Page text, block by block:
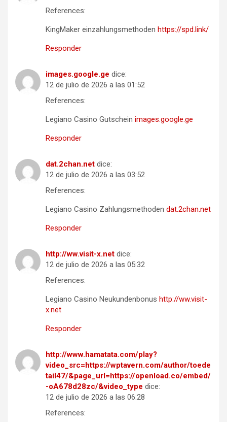
References:
KingMaker einzahlungsmethoden https://spd.link/
Responder
images.google.ge dice:
12 de julio de 2026 a las 01:52
References:
Legiano Casino Gutschein images.google.ge
Responder
dat.2chan.net dice:
12 de julio de 2026 a las 03:52
References:
Legiano Casino Zahlungsmethoden dat.2chan.net
Responder
http://ww.visit-x.net dice:
12 de julio de 2026 a las 05:32
References:
Legiano Casino Neukundenbonus http://ww.visit-
x.net
Responder
http://www.hamatata.com/play?
video_src=https://wptavern.com/author/toede
tail47/&page_url=https://openload.co/embed/
-oA678d28zc/&video_type dice:
12 de julio de 2026 a las 06:28
References: